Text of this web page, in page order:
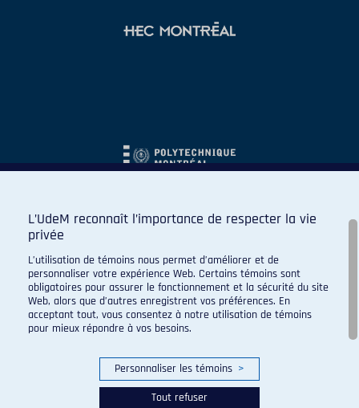
L’UdeM reconnaît l’importance de respecter la vie
privée
L’utilisation de témoins nous permet d’améliorer et de
personnaliser votre expérience Web. Certains témoins sont
obligatoires pour assurer le fonctionnement et la sécurité du site
Web, alors que d’autres enregistrent vos préférences. En
acceptant tout, vous consentez à notre utilisation de témoins
pour mieux répondre à vos besoins.
Personnaliser les témoins >
Tout refuser